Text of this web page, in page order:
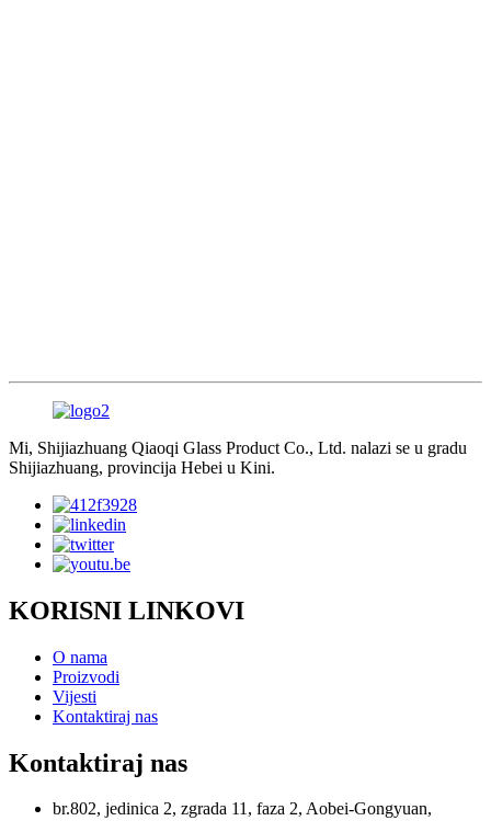
Mi, Shijiazhuang Qiaoqi Glass Product Co., Ltd. nalazi se u gradu
Shijiazhuang, provincija Hebei u Kini.
KORISNI LINKOVI
O nama
Proizvodi
Vijesti
Kontaktiraj nas
Kontaktiraj nas
br.802, jedinica 2, zgrada 11, faza 2, Aobei-Gongyuan,